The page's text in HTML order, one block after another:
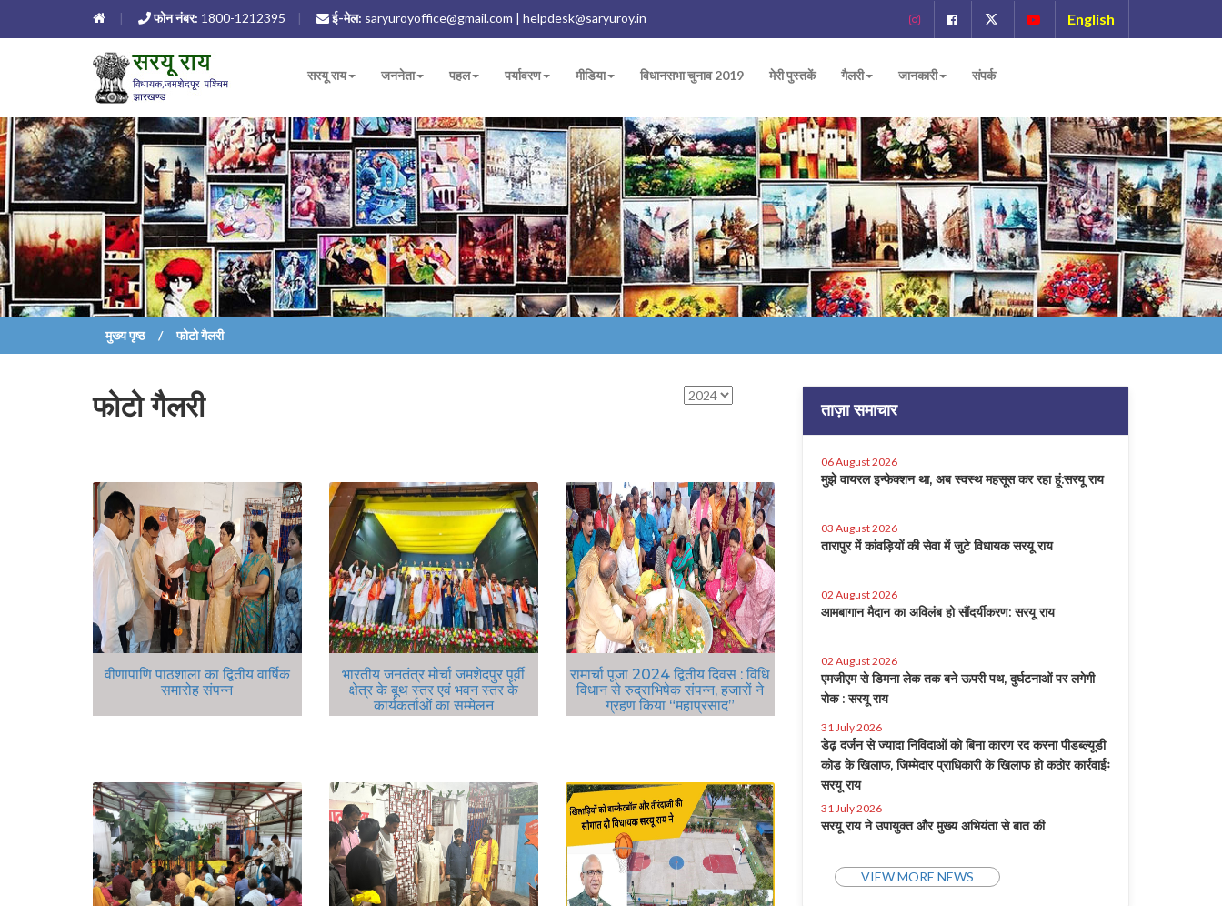
फोन नंबर: 1800-1212395 ई-मेल: saryuroyoffice@gmail.com | helpdesk@saryuroy.in English
सरयू राय जननेता पहल पर्यावरण मीडिया विधानसभा चुनाव 2019 मेरी पुस्तकें गैलरी जानकारी संपर्क
मुख्य पृष्ठ फोटो गैलरी
फोटो गैलरी
वीणापाणि पाठशाला का द्वितीय वार्षिक
समारोह संपन्न
भारतीय जनतंत्र मोर्चा जमशेदपुर पूर्वी
क्षेत्र के बूथ स्तर एवं भवन स्तर के
कार्यकर्ताओं का सम्मेलन
रामार्चा पूजा 2024 द्वितीय दिवस : विधि
विधान से रुद्राभिषेक संपन्न, हजारों ने
ग्रहण किया “महाप्रसाद”
ताज़ा समाचार
06 August 2026
मुझे वायरल इन्फेक्शन था, अब स्वस्थ महसूस कर रहा हूं:सरयू राय
03 August 2026
तारापुर में कांवड़ियों की सेवा में जुटे विधायक सरयू राय
02 August 2026
आमबागान मैदान का अविलंब हो सौंदर्यीकरण: सरयू राय
02 August 2026
एमजीएम से डिमना लेक तक बने ऊपरी पथ, दुर्घटनाओं पर लगेगी
रोक : सरयू राय
31 July 2026
डेढ़ दर्जन से ज्यादा निविदाओं को बिना कारण रद करना पीडब्ल्यूडी
कोड के खिलाफ, जिम्मेदार प्राधिकारी के खिलाफ हो कठोर कार्रवाईः
सरयू राय
31 July 2026
सरयू राय ने उपायुक्त और मुख्य अभियंता से बात की
VIEW MORE NEWS